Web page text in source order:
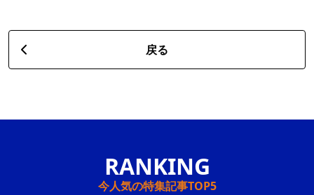
戻る
今人気の特集記事TOP5